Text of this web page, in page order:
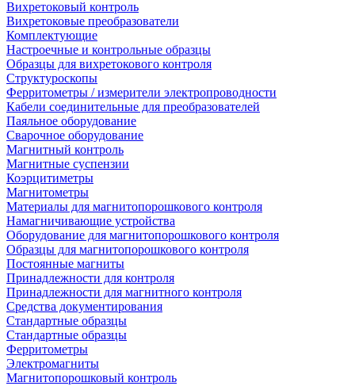
Вихретоковый контроль
Вихретоковые преобразователи
Комплектующие
Настроечные и контрольные образцы
Образцы для вихретокового контроля
Структуроскопы
Ферритометры / измерители электропроводности
Кабели соединительные для преобразователей
Паяльное оборудование
Сварочное оборудование
Магнитный контроль
Магнитные суспензии
Коэрцитиметры
Магнитометры
Материалы для магнитопорошкового контроля
Намагничивающие устройства
Оборудование для магнитопорошкового контроля
Образцы для магнитопорошкового контроля
Постоянные магниты
Принадлежности для контроля
Принадлежности для магнитного контроля
Средства документирования
Стандартные образцы
Стандартные образцы
Ферритометры
Электромагниты
Магнитопорошковый контроль